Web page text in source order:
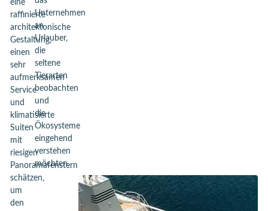
eine
raffinierte
architektonische
Gestaltung,
einen
sehr
aufmerksamen
Service
und
klimatisierte
Suiten
mit
riesigen
Panoramafenstern
schätzen,
um
den
Unternehmen
an
Urlauber,
die
seltene
Tierarten
beobachten
und
die
Ökosysteme
eingehend
verstehen
möchten.